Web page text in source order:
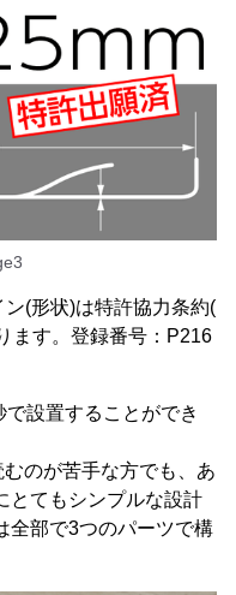
(形状)は特許協力条約(
ます。登録番号：P216
設置することができ
のが苦手な方でも、あ
とてもシンプルな設計
全部で3つのパーツで構